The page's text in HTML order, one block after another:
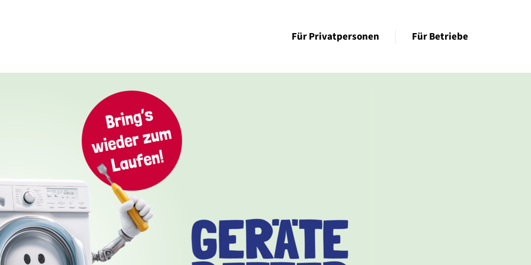
Für Privatpersonen Für Betriebe